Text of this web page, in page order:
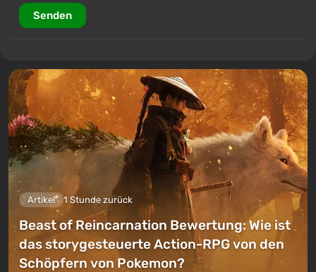
Senden
Artikel 1 Stunde zurück
Beast of Reincarnation Bewertung: Wie ist
das storygesteuerte Action-RPG von den
Schöpfern von Pokemon?